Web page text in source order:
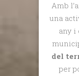
Amb
una
any i
del
per